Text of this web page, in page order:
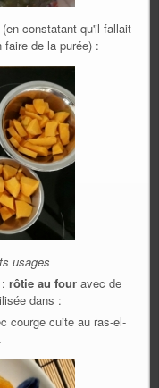
constatant qu'il fallait
de la purée) :
usages
rôtie au four avec de
dans :
courge cuite au ras-el-